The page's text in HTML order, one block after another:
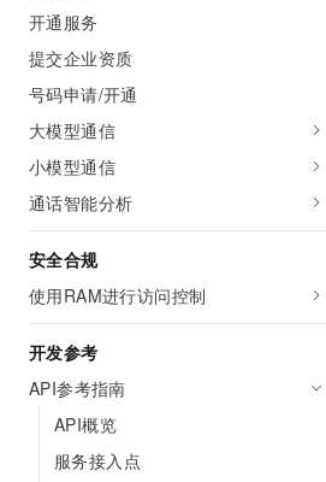
开通服务
提交企业资质
号码申请/开通
大模型通信
小模型通信
通话智能分析
安全合规
使用RAM进行访问控制
开发参考
API参考指南
API概览
服务接入点
数据库
大数据计算
媒体服务
企业服务与云通信
域名与网站
终端用户计算
开发工具
迁移与运维管理
专有云
上云与迁云
企业出海
政企业务